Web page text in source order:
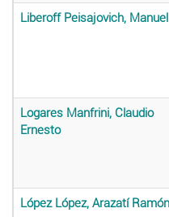
Liberoff Peisajovich, Manuel
Logares Manfrini, Claudio
Ernesto
López López, Arazatí Ramón